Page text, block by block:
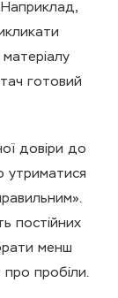
готовий
довіри до
утриматися
постійних
менш
пробіли.